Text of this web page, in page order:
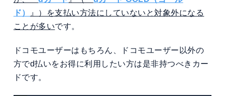
ド）
』）を支払い方法にしていないと対象外になる
ことが多いです。
ドコモユーザーはもちろん、ドコモユーザー以外の
方でd払いをお得に利用したい方は是非持つべきカー
ドです。